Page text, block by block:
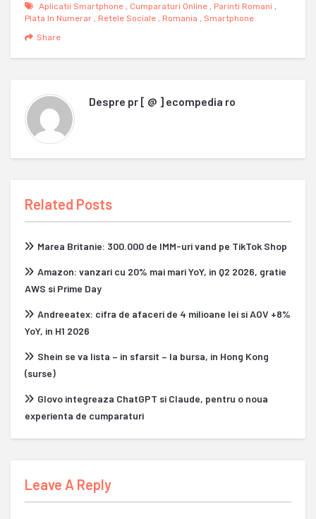
Aplicatii Smartphone Cumparaturi Online Parinti Romani
Plata In Numerar
Retele Sociale Romania
Smartphone
Share
Despre pr [ @ ] ecompedia ro
Related Posts
Marea Britanie: 300.000 de IMM-uri vand pe TikTok Shop
Amazon: vanzari cu 20% mai mari YoY, in Q2 2026, gratie
AWS si Prime Day
Andreeatex: cifra de afaceri de 4 milioane lei si AOV +8%
YoY, in H1 2026
Shein se va lista – in sfarsit – la bursa, in Hong Kong
(surse)
Glovo integreaza ChatGPT si Claude, pentru o noua
experienta de cumparaturi
Leave A Reply